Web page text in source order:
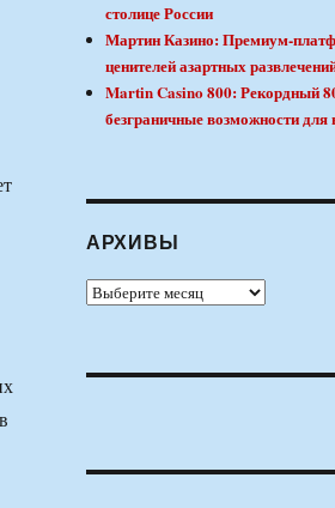
столице России
Мартин Казино: Премиум-
ценителей азартных
Martin Casino 800: Рекордный
безграничные возможности
АРХИВЫ
Архивы